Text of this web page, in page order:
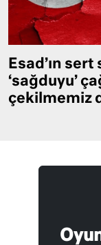
Esad’ın
‘sağduyu’
çekilmemiz